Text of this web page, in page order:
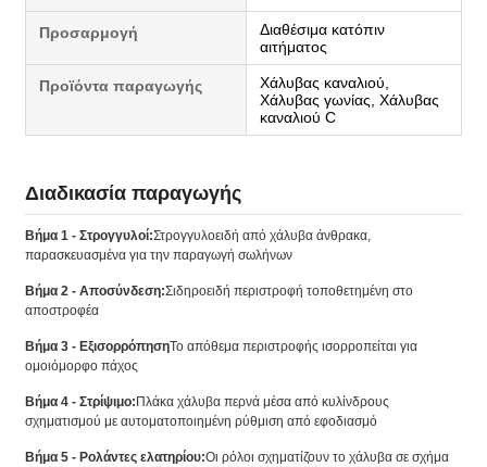
Προσαρμογή
Διαθέσιμα κατόπιν
αιτήματος
Προϊόντα παραγωγής
Χάλυβας καναλιού,
Χάλυβας γωνίας, Χάλυβας
καναλιού C
Διαδικασία παραγωγής
Βήμα 1 - Στρογγυλοί:Στρογγυλοειδή από χάλυβα άνθρακα,
παρασκευασμένα για την παραγωγή σωλήνων
Βήμα 2 - Αποσύνδεση:Σιδηροειδή περιστροφή τοποθετημένη στο
αποστροφέα
Βήμα 3 - ΕξισορρόπησηΤο απόθεμα περιστροφής ισορροπείται για
ομοιόμορφο πάχος
Βήμα 4 - Στρίψιμο:Πλάκα χάλυβα περνά μέσα από κυλίνδρους
σχηματισμού με αυτοματοποιημένη ρύθμιση από εφοδιασμό
Βήμα 5 - Ρολάντες ελατηρίου:Οι ρόλοι σχηματίζουν το χάλυβα σε σχήμα